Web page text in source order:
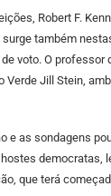
Robert F.
também
voto. O professor
Verde Jill Stein,
e as sondagens
democratas,
que terá